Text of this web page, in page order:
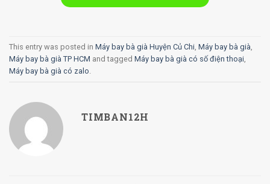
This entry was posted in Máy bay bà già Huyện Củ Chi Máy bay bà già
Máy bay bà già TP HCM and tagged Máy bay bà già có số điện thoại
Máy bay bà già có zalo
TIMBAN12H